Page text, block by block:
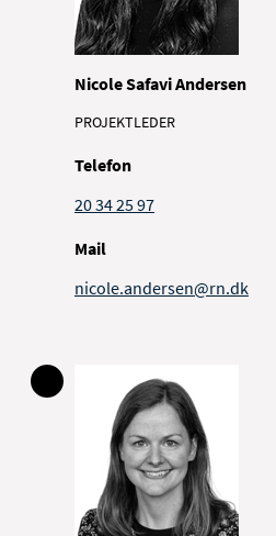
Nicole Safavi Andersen
PROJEKTLEDER
Telefon
20 34 25 97
Mail
nicole.andersen@rn.dk